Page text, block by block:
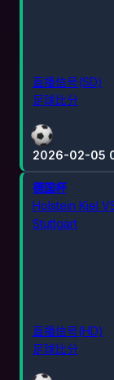
2026-02-05
直播信号(SD)
足球比分
德国杯
Holstein Kiel
Stuttgart
直播信号(HD)
足球比分